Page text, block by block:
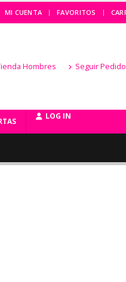
MI CUENTA FAVORITOS
Hombres Seguir Pedido
LOG IN